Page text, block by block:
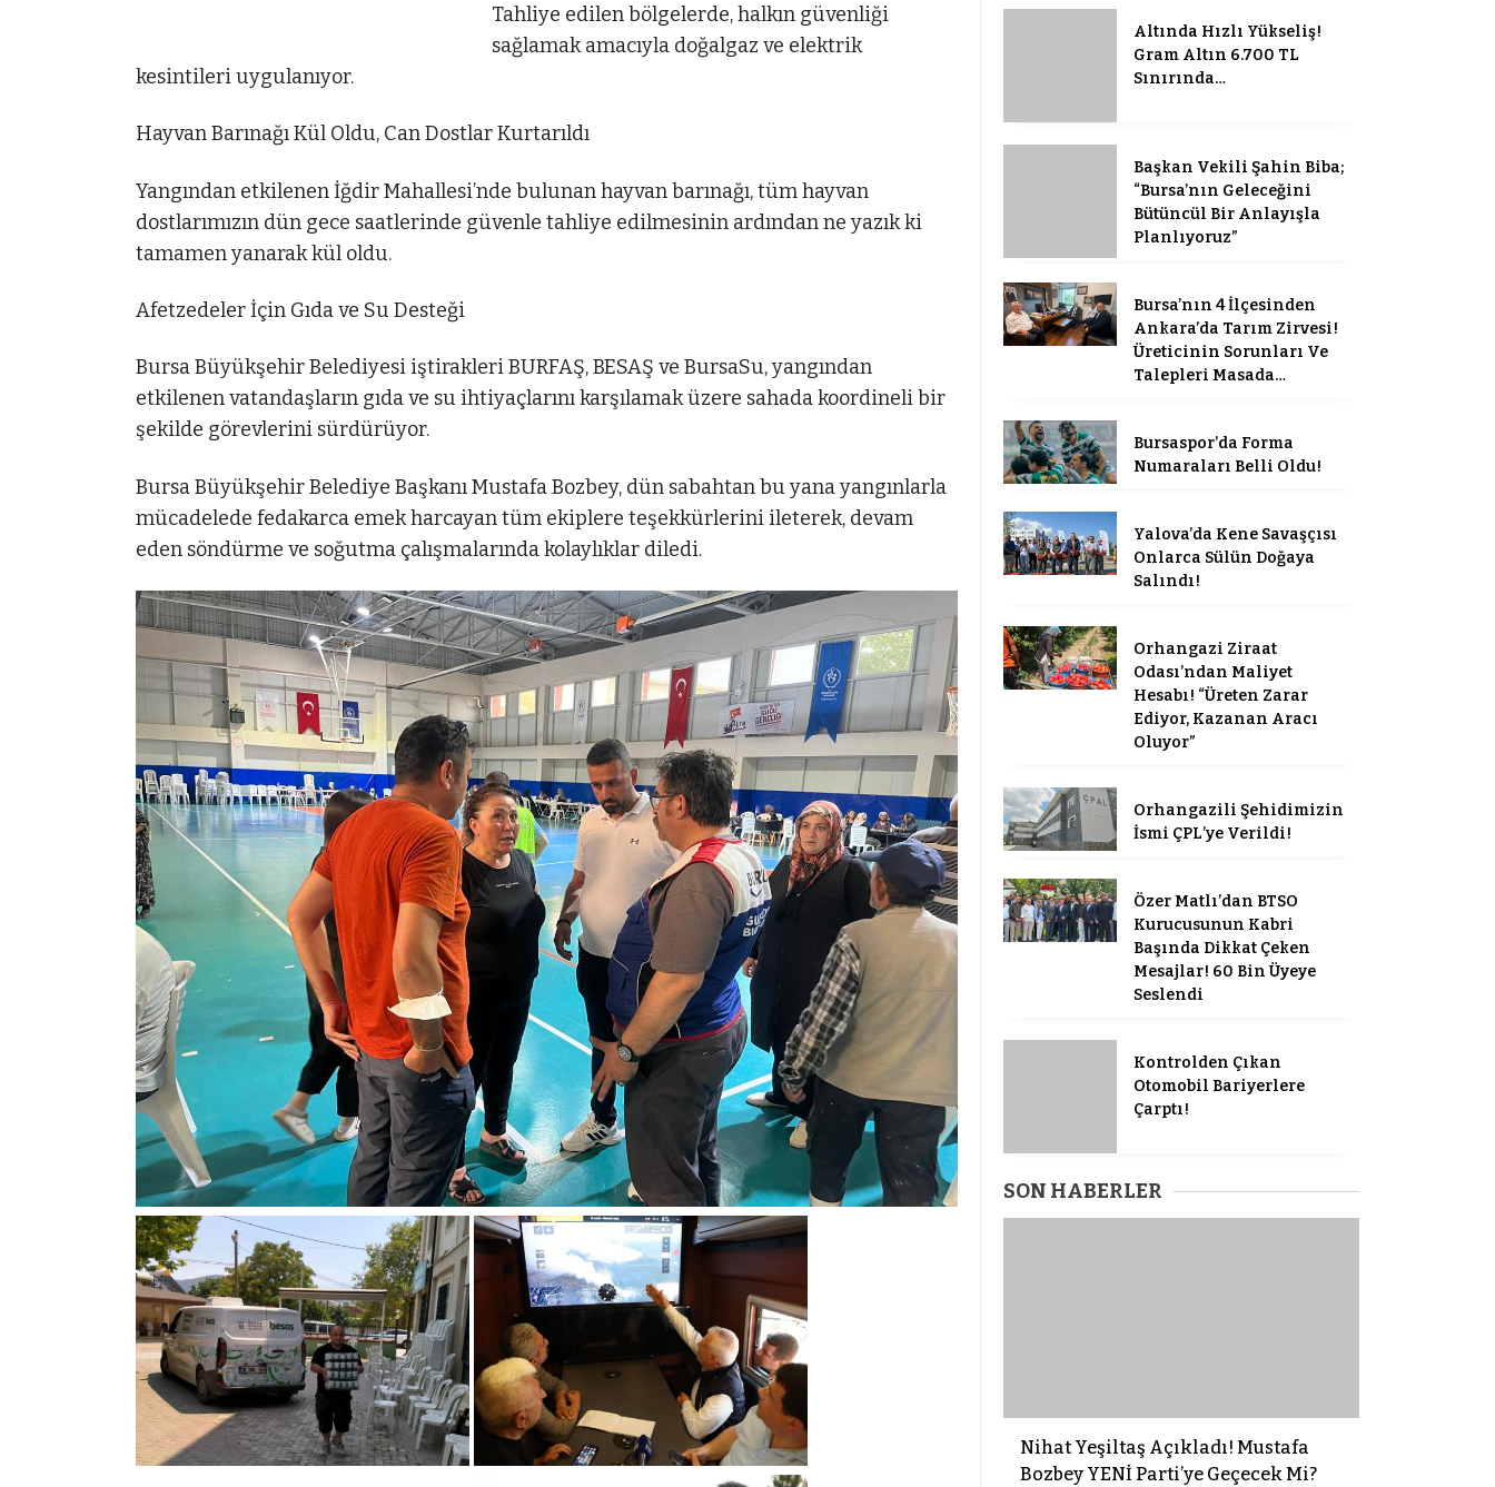
Tahliye edilen bölgelerde, halkın güvenliği
sağlamak amacıyla doğalgaz ve elektrik
kesintileri uygulanıyor.
Hayvan Barınağı Kül Oldu, Can Dostlar Kurtarıldı
Yangından etkilenen İğdir Mahallesi’nde bulunan hayvan barınağı, tüm hayvan
dostlarımızın dün gece saatlerinde güvenle tahliye edilmesinin ardından ne yazık ki
tamamen yanarak kül oldu.
Afetzedeler İçin Gıda ve Su Desteği
Bursa Büyükşehir Belediyesi iştirakleri BURFAŞ, BESAŞ ve BursaSu, yangından
etkilenen vatandaşların gıda ve su ihtiyaçlarını karşılamak üzere sahada koordineli bir
şekilde görevlerini sürdürüyor.
Bursa Büyükşehir Belediye Başkanı Mustafa Bozbey, dün sabahtan bu yana yangınlarla
mücadelede fedakarca emek harcayan tüm ekiplere teşekkürlerini ileterek, devam
eden söndürme ve soğutma çalışmalarında kolaylıklar diledi.
Altında Hızlı Yükseliş!
Gram Altın 6.700 TL
Sınırında…
Başkan Vekili Şahin Biba;
“Bursa’nın Geleceğini
Bütüncül Bir Anlayışla
Planlıyoruz”
Bursa’nın 4 İlçesinden
Ankara’da Tarım Zirvesi!
Üreticinin Sorunları Ve
Talepleri Masada…
Bursaspor’da Forma
Numaraları Belli Oldu!
Yalova’da Kene Savaşçısı
Onlarca Sülün Doğaya
Salındı!
Orhangazi Ziraat
Odası’ndan Maliyet
Hesabı! “Üreten Zarar
Ediyor, Kazanan Aracı
Oluyor”
Orhangazili Şehidimizin
İsmi ÇPL’ye Verildi!
Özer Matlı’dan BTSO
Kurucusunun Kabri
Başında Dikkat Çeken
Mesajlar! 60 Bin Üyeye
Seslendi
Kontrolden Çıkan
Otomobil Bariyerlere
Çarptı!
SON HABERLER
Nihat Yeşiltaş Açıkladı! Mustafa
Bozbey YENİ Parti’ye Geçecek Mi?